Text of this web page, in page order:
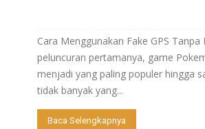
Cara Menggunakan Fake GPS Tanpa
peluncuran pertamanya, game
menjadi yang paling populer hingga
tidak banyak yang...
Baca Selengkapnya